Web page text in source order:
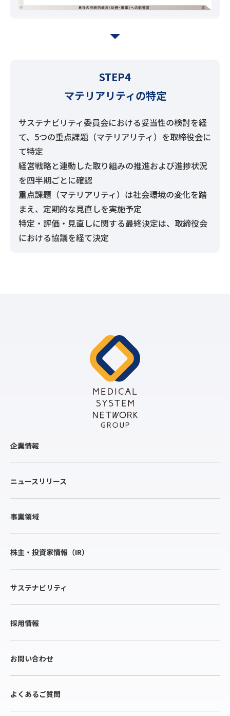
STEP4
マテリアリティの特定
サステナビリティ委員会における妥当性の検討を経
て、5つの重点課題（マテリアリティ）を取締役会に
て特定
経営戦略と連動した取り組みの推進および進捗状況
を四半期ごとに確認
重点課題（マテリアリティ）は社会環境の変化を踏
まえ、定期的な見直しを実施予定
特定・評価・見直しに関する最終決定は、取締役会
における協議を経て決定
企業情報
ニュースリリース
事業領域
株主・投資家情報（IR）
サステナビリティ
採用情報
お問い合わせ
よくあるご質問